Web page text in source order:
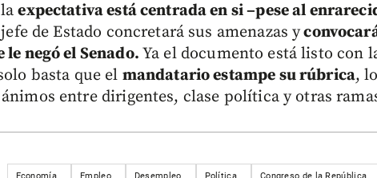
laexpectativa está centrada en si –pese al
de Estado concretará sus amenazas y
negó el Senado. Ya el documento está listo con
basta que el mandatario estampe su rúbrica,
entre dirigentes, clase política y otras